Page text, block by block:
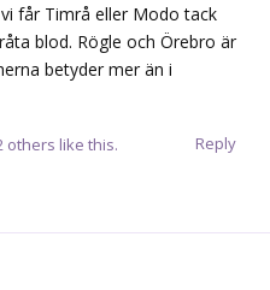
får Timrå eller Modo tack
blod. Rögle och Örebro är
betyder mer än i
Reply
others like this.